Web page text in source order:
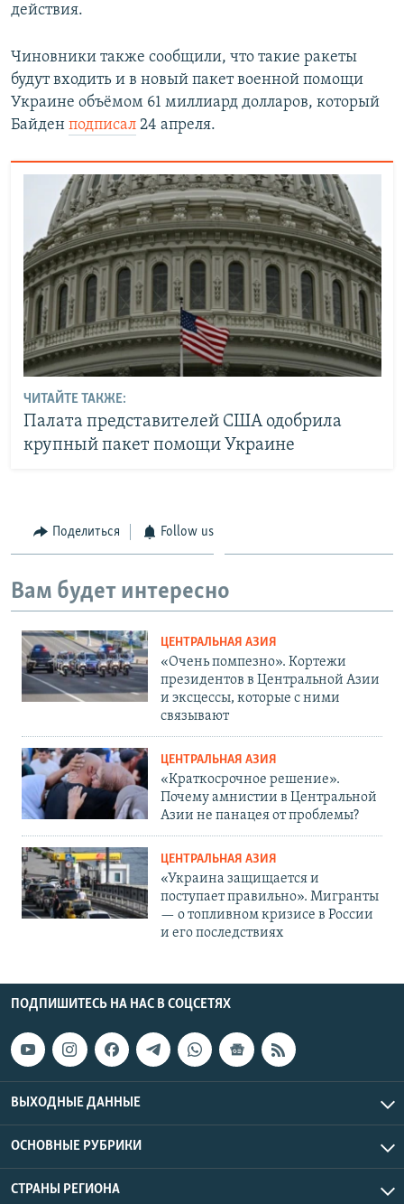
действия.
Чиновники также сообщили, что такие ракеты
будут входить и в новый пакет военной помощи
Украине объёмом 61 миллиард долларов, который
Байден подписал 24 апреля.
ЧИТАЙТЕ ТАКЖЕ:
Палата представителей США одобрила
крупный пакет помощи Украине
Поделиться Follow us
Вам будет интересно
ЦЕНТРАЛЬНАЯ АЗИЯ
«Очень помпезно». Кортежи
президентов в Центральной Азии
и эксцессы, которые с ними
связывают
ЦЕНТРАЛЬНАЯ АЗИЯ
«Краткосрочное решение».
Почему амнистии в Центральной
Азии не панацея от проблемы?
ЦЕНТРАЛЬНАЯ АЗИЯ
«Украина защищается и
поступает правильно». Мигранты
— о топливном кризисе в России
и его последствиях
ПОДПИШИТЕСЬ НА НАС В СОЦСЕТЯХ
ВЫХОДНЫЕ ДАННЫЕ
ОСНОВНЫЕ РУБРИКИ
СТРАНЫ РЕГИОНА